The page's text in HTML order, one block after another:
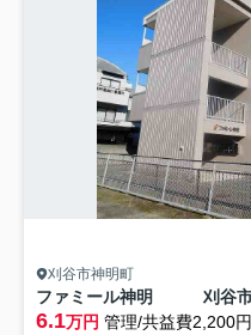
刈谷市神明町
6.1万円 管理/共益費2,200円